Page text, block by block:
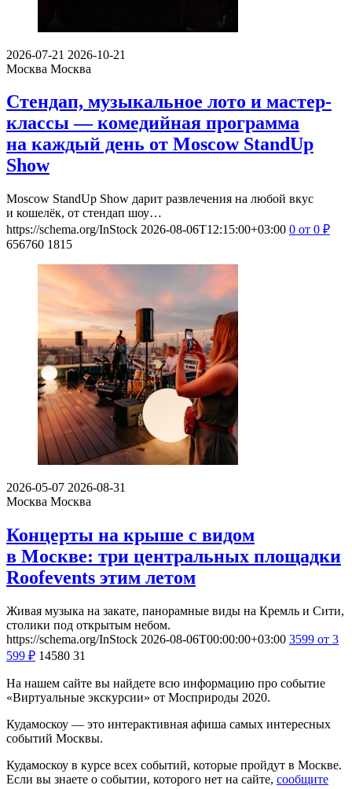
2026-07-21 2026-10-21
Москва Москва
Стендап, музыкальное лото и мастер-
классы — комедийная программа
на каждый день от Moscow StandUp
Show
Moscow StandUp Show дарит развлечения на любой вкус
и кошелёк, от стендап шоу…
https://schema.org/InStock 2026-08-06T12:15:00+03:00 0 от 0 ₽
656760 1815
2026-05-07 2026-08-31
Москва Москва
Концерты на крыше с видом
в Москве: три центральных площадки
Roofevents этим летом
Живая музыка на закате, панорамные виды на Кремль и Сити,
столики под открытым небом.
https://schema.org/InStock 2026-08-06T00:00:00+03:00 3599 от 3
599 ₽ 14580 31
На нашем сайте вы найдете всю информацию про событие
«Виртуальные экскурсии» от Мосприроды 2020.
Кудамоскоу — это интерактивная афиша самых интересных
событий Москвы.
Кудамоскоу в курсе всех событий, которые пройдут в Москве.
Если вы знаете о событии, которого нет на сайте, сообщите